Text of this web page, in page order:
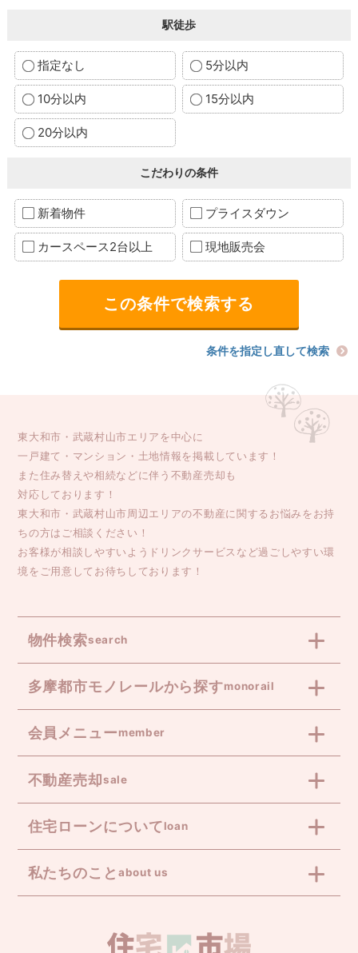
駅徒歩
指定なし 5分以内
10分以内 15分以内
20分以内
こだわりの条件
新着物件 プライスダウン
カースペース2台以上 現地販売会
条件を指定し直して検索
東大和市・武蔵村山市エリアを中心に
一戸建て・マンション・土地情報を掲載しています！
また住み替えや相続などに伴う不動産売却も
対応しております！
東大和市・武蔵村山市周辺エリアの不動産に関するお悩みをお持
ちの方はご相談ください！
お客様が相談しやすいようドリンクサービスなど過ごしやすい環
境をご用意してお待ちしております！
物件検索search
多摩都市モノレールから探すmonorail
会員メニューmember
不動産売却sale
住宅ローンについてloan
私たちのこと about us